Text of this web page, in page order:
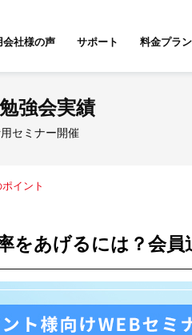
ム テナント
会社様の声 サポート 料金プラン
強会実績
セミナー開催
イント
をあげるには？会員